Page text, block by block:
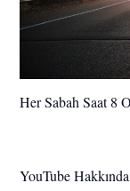
Her Sabah Saat 8
YouTube